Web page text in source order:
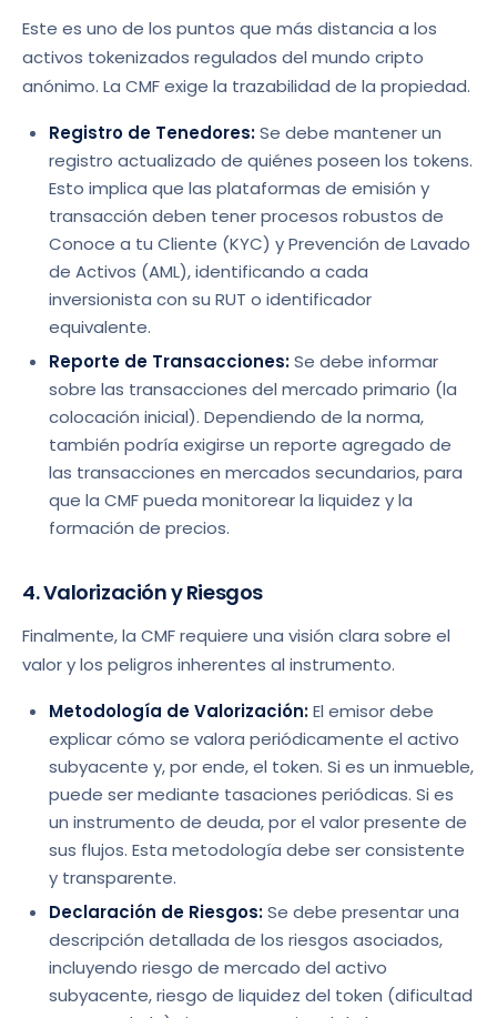
Este es uno de los puntos que más distancia a los
activos tokenizados regulados del mundo cripto
anónimo. La CMF exige la trazabilidad de la propiedad.
Registro de Tenedores:Se debe mantener un
registro actualizado de quiénes poseen los tokens.
Esto implica que las plataformas de emisión y
transacción deben tener procesos robustos de
Conoce a tu Cliente (KYC) y Prevención de Lavado
de Activos (AML), identificando a cada
inversionista con su RUT o identificador
equivalente.
Reporte de Transacciones:Se debe informar
sobre las transacciones del mercado primario (la
colocación inicial). Dependiendo de la norma,
también podría exigirse un reporte agregado de
las transacciones en mercados secundarios, para
que la CMF pueda monitorear la liquidez y la
formación de precios.
4. Valorización y Riesgos
Finalmente, la CMF requiere una visión clara sobre el
valor y los peligros inherentes al instrumento.
Metodología de Valorización:El emisor debe
explicar cómo se valora periódicamente el activo
subyacente y, por ende, el token. Si es un inmueble,
puede ser mediante tasaciones periódicas. Si es
un instrumento de deuda, por el valor presente de
sus flujos. Esta metodología debe ser consistente
y transparente.
Declaración de Riesgos:Se debe presentar una
descripción detallada de los riesgos asociados,
incluyendo riesgo de mercado del activo
subyacente, riesgo de liquidez del token (dificultad